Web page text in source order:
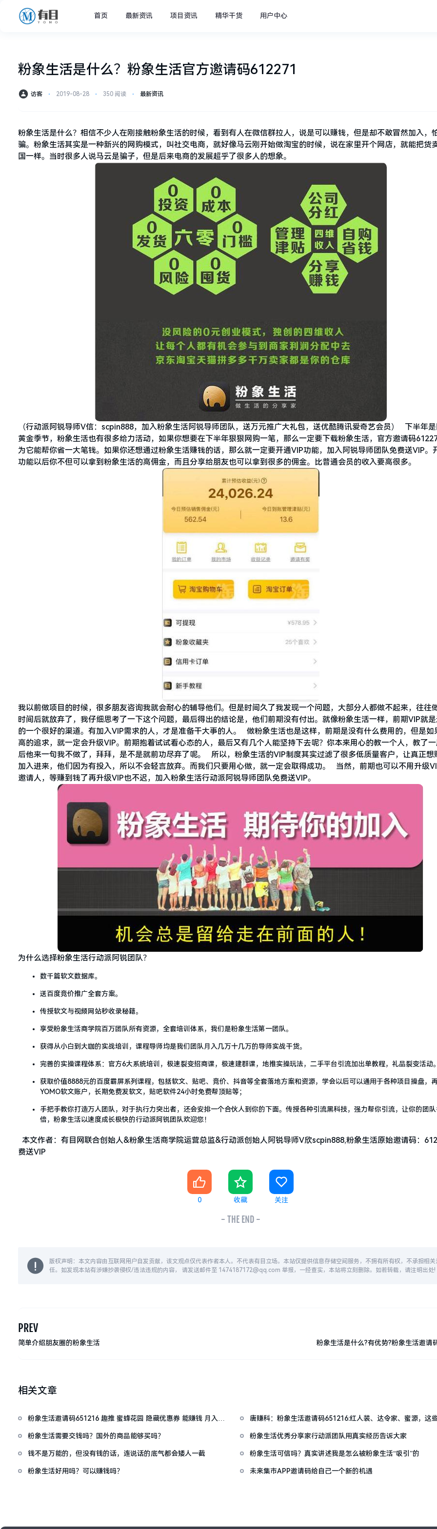
首页 最新资讯 项目资讯 精华干货 用户中心
粉象生活是什么？粉象生活官方邀请码612271
访客 ⋅ 2019-08-28 ⋅ 350 阅读 ⋅ 最新资讯
粉象生活是什么？相信不少人在刚接触粉象生活的时候，看到有人在微信群拉人，说是可以赚钱，但是却不敢冒然加入，
骗。粉象生活其实是一种新兴的网购模式，叫社交电商，就好像马云刚开始做淘宝的时候，说在家里开个网店，就能把货
国一样。当时很多人说马云是骗子，但是后来电商的发展超乎了很多人的想象。
（行动派阿锐导师V信：scpin888，加入粉象生活阿锐导师团队，送万元推广大礼包，送优酷腾讯爱奇艺会员） 下半年
黄金季节，粉象生活也有很多给力活动，如果你想要在下半年狠狠网购一笔，那么一定要下载粉象生活，官方邀请码
为它能帮你省一大笔钱。如果你还想通过粉象生活赚钱的话，那么就一定要开通VIP功能，加入阿锐导师团队免费送VIP。
功能以后你不但可以拿到粉象生活的高佣金，而且分享给朋友也可以拿到很多的佣金。比普通会员的收入要高很多。
我以前做项目的时候，很多朋友咨询我就会耐心的辅导他们。但是时间久了我发现一个问题，大部分人都做不起来，往往
时间后就放弃了，我仔细思考了一下这个问题，最后得出的结论是，他们前期没有付出。就像粉象生活一样，前期VIP就
的一个很好的渠道。有加入VIP需求的人，才是准备干大事的人。 做粉象生活也是这样，前期是没有什么费用的，但是如
高的追求，就一定会升级VIP。前期抱着试试看心态的人，最后又有几个人能坚持下去呢？你本来用心的教一个人，教了
后他来一句我不做了，拜拜，是不是就前功尽弃了呢。 所以，粉象生活的VIP制度其实过滤了很多低质量客户，让真正想
加入进来，他们因为有投入，所以不会轻言放弃。而我们只要用心做，就一定会取得成功。 当然，前期也可以不用升级
邀请人，等赚到钱了再升级VIP也不迟，加入粉象生活行动派阿锐导师团队免费送VIP。
为什么选择粉象生活行动派阿锐团队？
数千篇软文数据库。
送百度竞价推广全套方案。
传授软文与视频网站秒收录秘籍。
享受粉象生活商学院百万团队所有资源，全套培训体系，我们是粉象生活第一团队。
获得从小白到大咖的实战培训，课程导师均是我们团队月入几万十几万的导师实战干货。
完善的实操课程体系：官方6大系统培训，极速裂变招商课，极速建群课，地推实操玩法，二手平台引流加出单教程，礼品裂变活动。
获取价值8888元的百度霸屏系列课程，包括软文、贴吧、竞价、抖音等全套落地方案和资源，学会以后可以通用于各种项目操盘，
YOMO软文账户，长期免费发软文，贴吧软件24小时免费帮顶贴等；
手把手教你打造万人团队，对于执行力突出者，还会安排一个合伙人到你的下面。传授各种引流黑科技，强力帮你引流，让你的团队
倍，粉象生活以速度成长极快的行动派阿锐团队欢迎您！
本文作者：有目网联合创始人&粉象生活商学院运营总监&行动派创始人阿锐导师V欣scpin888,粉象生活原始邀请码：
费送VIP
0 收藏 关注
- THE END -
版权声明：本文内容由互联网用户自发贡献，该文观点仅代表作者本人。不代表有目立场。本站仅提供信息存储空间服务，不拥有所有权，不承担相关
任。如发现本站有涉嫌抄袭侵权/违法违规的内容， 请发送邮件至 1474187172@qq.com 举报，一经查实，本站将立刻删除。如若转载，请注明出处!
PREV
简单介绍朋友圈的粉象生活 粉象生活是什么?有优势?粉象生活邀请
相关文章
粉象生活邀请码651216 趣推 蜜蜂花园 隐藏优惠券 能赚钱 月入过
唐赚科：粉象生活邀请码651216:红人装、达令家、蜜源，这
粉象生活需要交钱吗？国外的商品能够买吗？
粉象生活优秀分享家行动派团队用真实经历告诉大家
钱不是万能的，但没有钱的话，连说话的底气都会矮人一截 粉象生活可信吗？真实讲述我是怎么被粉象生活“吸引”的
粉象生活好用吗？可以赚钱吗？ 未来集市APP邀请码给自己一个新的机遇